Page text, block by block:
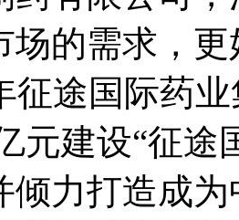
场的需求，
征途国际药
元建设“征
倾力打造成